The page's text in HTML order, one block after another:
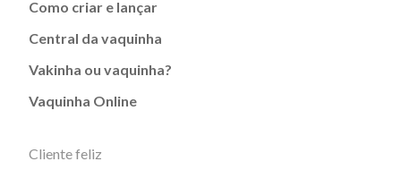
Como criar e lançar
Central da vaquinha
Vakinha ou vaquinha?
Vaquinha Online
Cliente feliz